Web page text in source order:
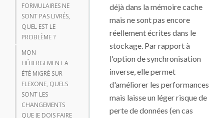
FORMULAIRES NE
SONT PAS LIVRÉS,
QUEL EST LE
PROBLÈME ?
MON
HÉBERGEMENT A
ÉTÉ MIGRÉ SUR
FLEXONE, QUELS
SONT LES
CHANGEMENTS
QUE JE DOIS FAIRE
déjà dans la mémoire cache
mais ne sont pas encore
réellement écrites dans le
stockage. Par rapport à
l'option de synchronisation
inverse, elle permet
d'améliorer les performances
mais laisse un léger risque de
perte de données (en cas